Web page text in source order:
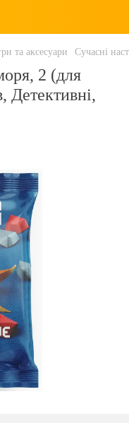
та аксесуари Сучасні
2 (для
Детективні,